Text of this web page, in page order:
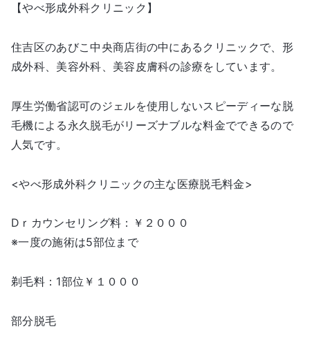
【やべ形成外科クリニック】
住吉区のあびこ中央商店街の中にあるクリニックで、形
成外科、美容外科、美容皮膚科の診療をしています。
厚生労働省認可のジェルを使用しないスピーディーな脱
毛機による永久脱毛がリーズナブルな料金でできるので
人気です。
<やべ形成外科クリニックの主な医療脱毛料金>
Dｒカウンセリング料：￥２０００
※一度の施術は5部位まで
剃毛料：1部位￥１０００
部分脱毛